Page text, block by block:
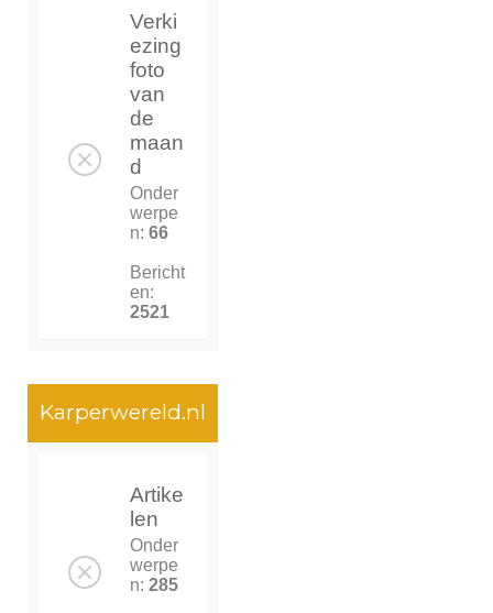
Verki
ezing
foto
van
de
maan
d
Onder
werpe
n: 66
Bericht
en:
2521
Karperwereld.nl
Artike
len
Onder
werpe
n: 285